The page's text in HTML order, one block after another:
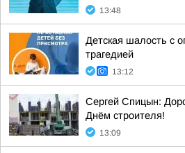
13:48
Детская шалость с
трагедией
13:12
Сергей Спицын:
Днём строителя!
13:09